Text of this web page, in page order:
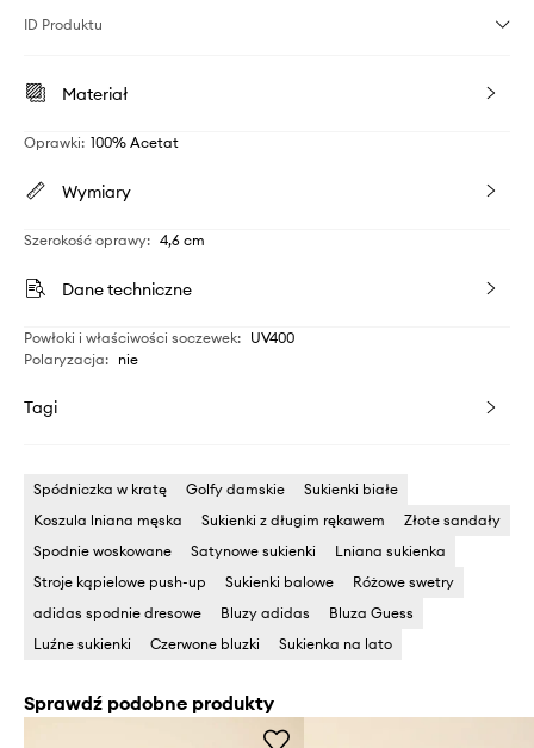
ID Produktu
Materiał
Oprawki: 100% Acetat
Wymiary
Szerokość oprawy: 4,6 cm
Dane techniczne
Powłoki i właściwości soczewek: UV400
Polaryzacja: nie
Tagi
Spódniczka w kratę Golfy damskie
Sukienki białe
Koszula lniana męska
Sukienki z długim rękawem
Złote sandały
Spodnie woskowane
Satynowe sukienki
Lniana sukienka
Stroje kąpielowe push-up
Sukienki balowe
Różowe swetry
adidas spodnie dresowe
Bluzy adidas
Bluza Guess
Luźne sukienki
Czerwone bluzki Sukienka na lato
Sprawdź podobne produkty